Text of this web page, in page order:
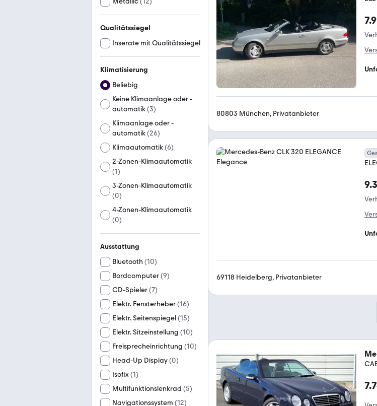
Qualitätssiegel
Inserate mit Qualitätssiegel
Klimatisierung
Beliebig
Keine Klimaanlage oder -
automatik(3)
Klimaanlage oder -
automatik(26)
Klimaautomatik(6)
2-Zonen-Klimaautomatik
(1)
3-Zonen-Klimaautomatik
(0)
4-Zonen-Klimaautomatik
(0)
Ausstattung
Bluetooth (10)
Bordcomputer(9)
CD-Spieler(7)
Elektr. Fensterheber(16)
Elektr. Seitenspiegel(15)
Elektr. Sitzeinstellung (10)
Freisprecheinrichtung (10)
Head-Up Display(0)
Isofix(1)
Multifunktionslenkrad (5)
Navigationssystem (12)
80803 München, Privatanbieter
69118 Heidelberg, Privatanbieter